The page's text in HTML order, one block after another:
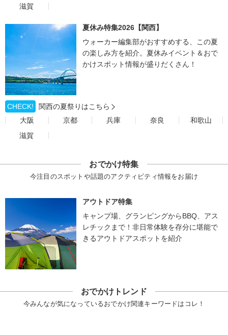
滋賀
夏休み特集2026【関西】
ウォーカー編集部がおすすめする、この夏
の楽しみ方を紹介。夏休みイベント＆おで
かけスポット情報が盛りだくさん！
CHECK!
関西の夏祭りはこちら
大阪
京都 兵庫 奈良
和歌山
滋賀
おでかけ特集
今注目のスポットや話題のアクティビティ情報をお届け
アウトドア特集
キャンプ場、グランピングからBBQ、アス
レチックまで！非日常体験を存分に堪能で
きるアウトドアスポットを紹介
おでかけトレンド
今みんなが気になっているおでかけ関連キーワードはコレ！